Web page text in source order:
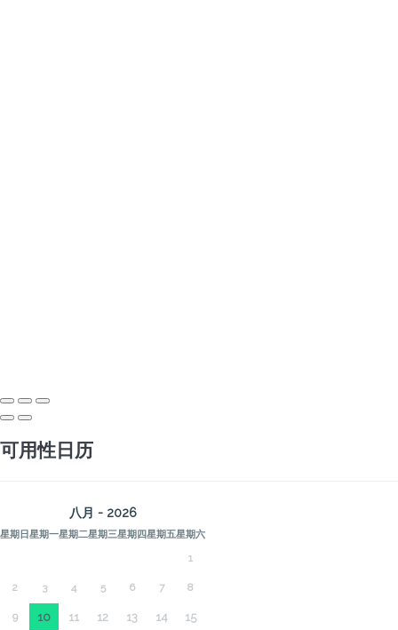
可用性日历
八月 - 2026
星期日星期一星期二星期三星期四星期五星期六
1
2 3 4 5 6 7 8
9 10 11 12 13 14 15